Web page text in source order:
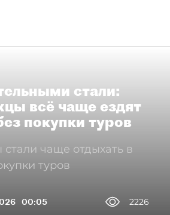
стали:
всё чаще ездят
покупки туров
чаще отдыхать в
туров
00:05
2226